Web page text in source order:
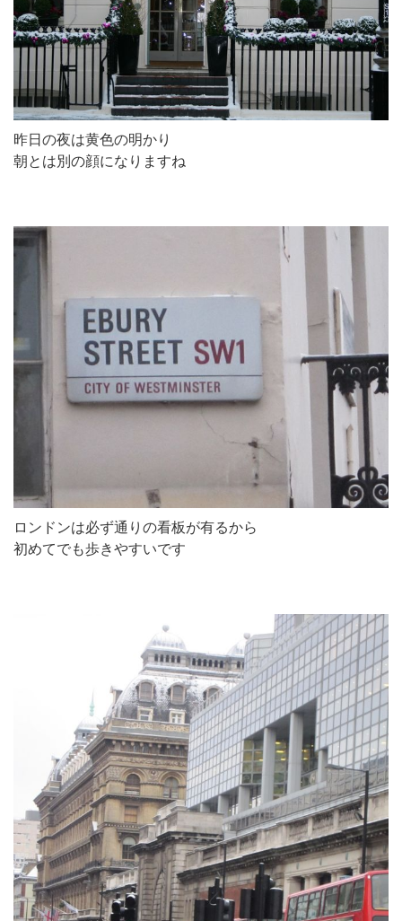
昨日の夜は黄色の明かり
朝とは別の顔になりますね
ロンドンは必ず通りの看板が有るから
初めてでも歩きやすいです